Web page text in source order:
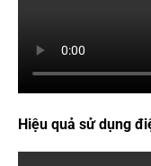
Hiệu quả sử dụng